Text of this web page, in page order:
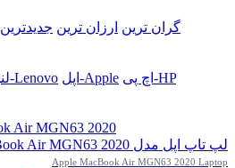
گران ترین ارزان ترین جدیدترین
لنوو-Lenovo اپل-Apple
اچ پی-HP
لپ تاپ اپل مدل MacBook Air MGN63 2020
Apple MacBook Air MGN63 2020 Laptop